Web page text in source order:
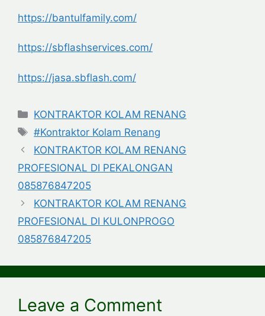
https://bantulfamily.com/
https://sbflashservices.com/
https://jasa.sbflash.com/
Categories
KONTRAKTOR KOLAM RENANG
Tags
#Kontraktor Kolam Renang
KONTRAKTOR KOLAM RENANG
PROFESIONAL DI PEKALONGAN
085876847205
KONTRAKTOR KOLAM RENANG
PROFESIONAL DI KULONPROGO
085876847205
Leave a Comment